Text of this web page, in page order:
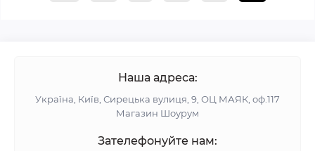
Наша адреса:
Україна, Київ, Сирецька вулиця, 9, ОЦ МАЯК, оф.117
Магазин Шоурум
Зателефонуйте нам: